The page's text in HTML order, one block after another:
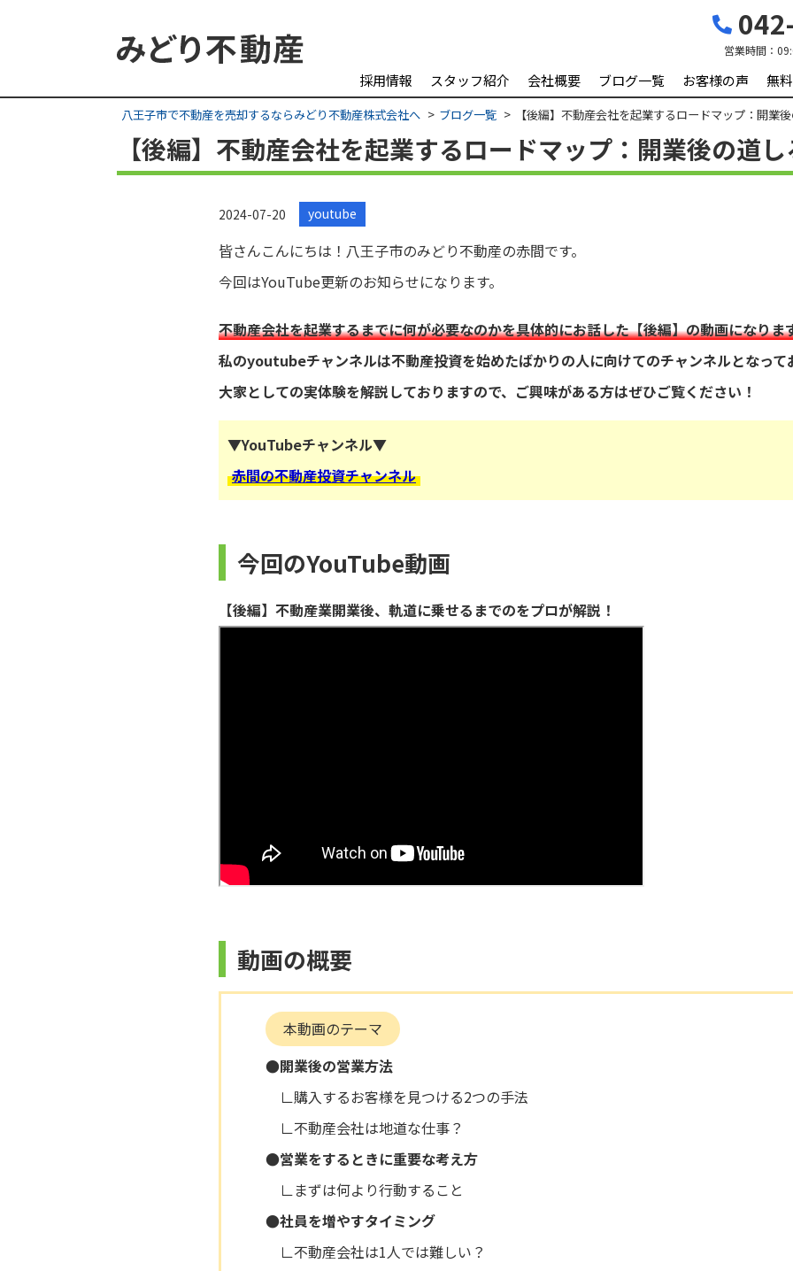
営業時間：
採用情報 スタッフ紹介 会社概要 ブログ一覧 お客様の声 無
八王子市で不動産を売却するならみどり不動産株式会社へ ブログ一覧 【後編】不動産会社を起業するロードマップ：開業
【後編】不動産会社を起業するロードマップ：開業後の道
2024-07-20 youtube
皆さんこんにちは！八王子市のみどり不動産の赤間です。
今回はYouTube更新のお知らせになります。
不動産会社を起業するまでに何が必要なのかを具体的にお話した【後編】の動画になりま
私のyoutubeチャンネルは不動産投資を始めたばかりの人に向けてのチャンネルとなって
大家としての実体験を解説しておりますので、ご興味がある方はぜひご覧ください！
▼YouTubeチャンネル▼
赤間の不動産投資チャンネル
今回のYouTube動画
【後編】不動産業開業後、軌道に乗せるまでのをプロが解説！
動画の概要
本動画のテーマ
●開業後の営業方法
∟購入するお客様を見つける2つの手法
∟不動産会社は地道な仕事？
●営業をするときに重要な考え方
∟まずは何より行動すること
●社員を増やすタイミング
∟不動産会社は1人では難しい？